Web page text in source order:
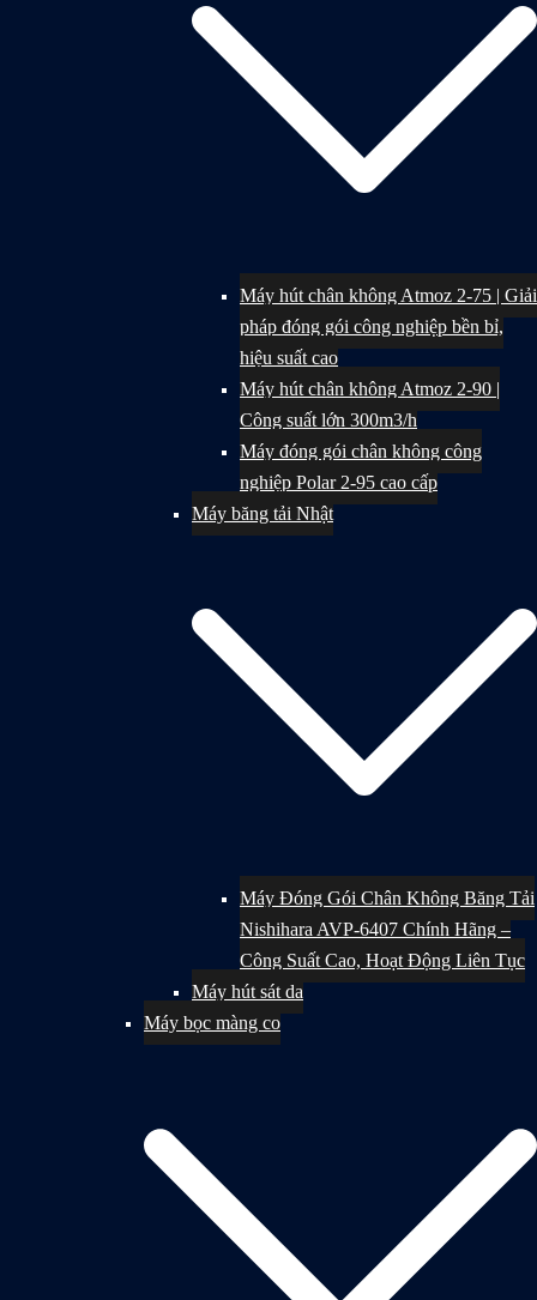
Máy hút chân không Atmoz 2-75 | Giải
pháp đóng gói công nghiệp bền bỉ,
hiệu suất cao
Máy hút chân không Atmoz 2-90 |
Công suất lớn 300m3/h
Máy đóng gói chân không công
nghiệp Polar 2-95 cao cấp
Máy băng tải Nhật
Máy Đóng Gói Chân Không Băng Tải
Nishihara AVP-6407 Chính Hãng –
Công Suất Cao, Hoạt Động Liên Tục
Máy hút sát da
Máy bọc màng co